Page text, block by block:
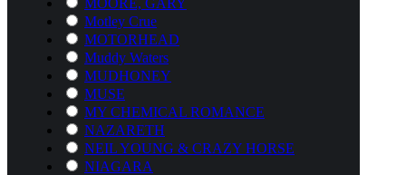
Motley Crue
MOTORHEAD
Muddy Waters
MUDHONEY
MUSE
MY CHEMICAL ROMANCE
NAZARETH
NEIL YOUNG & CRAZY HORSE
NIAGARA